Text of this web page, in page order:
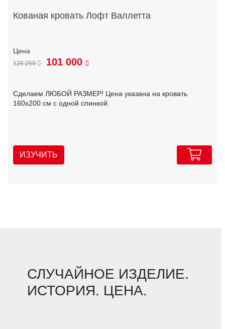
Кованая кровать Лофт Валлетта
126 250 101 000
Сделаем ЛЮБОЙ РАЗМЕР! Цена указана на кровать
160х200 см с одной спинкой.
ИЗУЧИТЬ
СЛУЧАЙНОЕ ИЗДЕЛИЕ.
ИСТОРИЯ. ЦЕНА.